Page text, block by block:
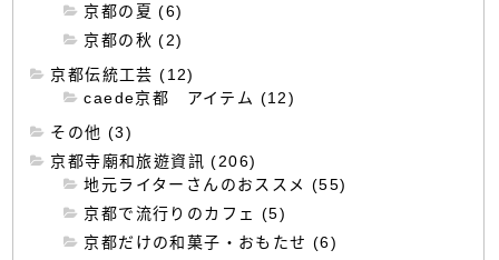
京都の夏 (6)
京都の秋 (2)
京都伝統工芸 (12)
caede京都 アイテム (12)
その他 (3)
京都寺廟和旅遊資訊 (206)
地元ライターさんのおススメ (55)
京都で流行りのカフェ (5)
京都だけの和菓子・おもたせ (6)